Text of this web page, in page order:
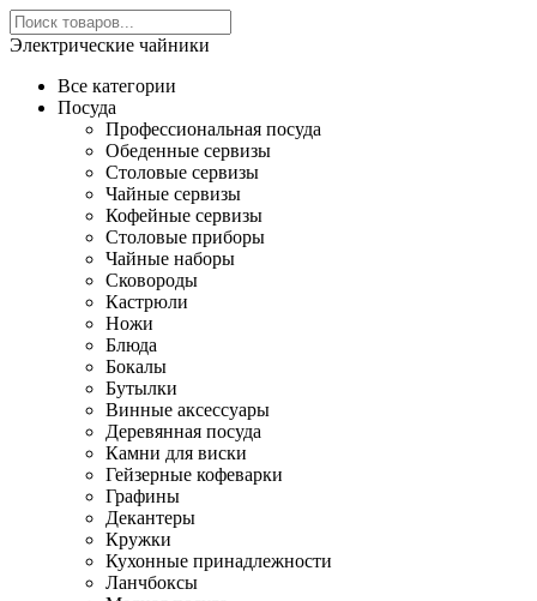
Электрические чайники
Все категории
Посуда
Профессиональная посуда
Обеденные сервизы
Столовые сервизы
Чайные сервизы
Кофейные сервизы
Столовые приборы
Чайные наборы
Сковороды
Кастрюли
Ножи
Блюда
Бокалы
Бутылки
Винные аксессуары
Деревянная посуда
Камни для виски
Гейзерные кофеварки
Графины
Декантеры
Кружки
Кухонные принадлежности
Ланчбоксы